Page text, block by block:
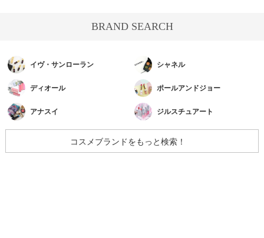
BRAND SEARCH
イヴ・サンローラン シャネル
ディオール ポールアンドジョー
アナスイ ジルスチュアート
コスメブランドをもっと検索！